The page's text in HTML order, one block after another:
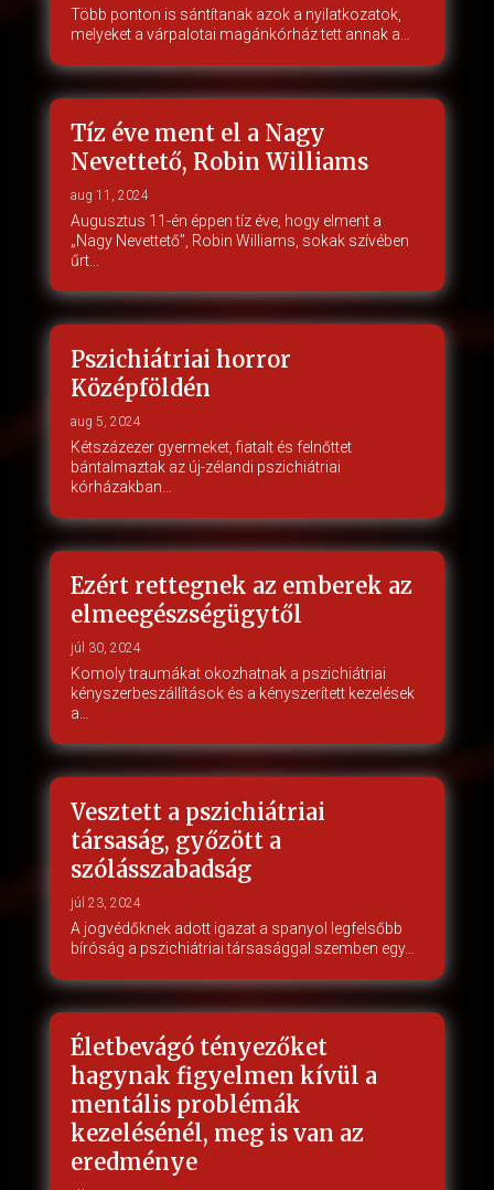
Több ponton is sántítanak azok a nyilatkozatok,
melyeket a várpalotai magánkórház tett annak a…
Tíz éve ment el a Nagy
Nevettető, Robin Williams
aug 11, 2024
Augusztus 11-én éppen tíz éve, hogy elment a
„Nagy Nevettető”, Robin Williams, sokak szívében
űrt…
Pszichiátriai horror
Középföldén
aug 5, 2024
Kétszázezer gyermeket, fiatalt és felnőttet
bántalmaztak az új-zélandi pszichiátriai
kórházakban…
Ezért rettegnek az emberek az
elmeegészségügytől
júl 30, 2024
Komoly traumákat okozhatnak a pszichiátriai
kényszerbeszállítások és a kényszerített kezelések
a…
Vesztett a pszichiátriai
társaság, győzött a
szólásszabadság
júl 23, 2024
A jogvédőknek adott igazat a spanyol legfelsőbb
bíróság a pszichiátriai társasággal szemben egy…
Életbevágó tényezőket
hagynak figyelmen kívül a
mentális problémák
kezelésénél, meg is van az
eredménye